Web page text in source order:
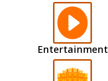
Entertainment